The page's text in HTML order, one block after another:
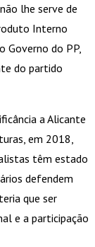
lhe serve de
Interno
Governo do PP,
do partido
a Alicante
em 2018,
têm estado
defendem
que ser
e a participação